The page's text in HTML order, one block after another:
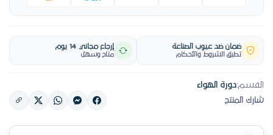
ضمان ضد عيوب الصناعة
تطبق الشروط والأحكام
إرجاع مجاني 14 يوم
متاح وسهل
القسم:دورة الهواء
شارك المنتج